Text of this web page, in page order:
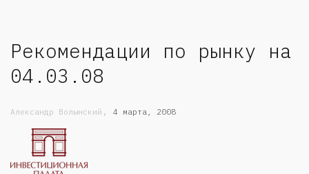
Рекомендации по рынку на
04.03.08
Александр Волынский , 4 марта, 2008